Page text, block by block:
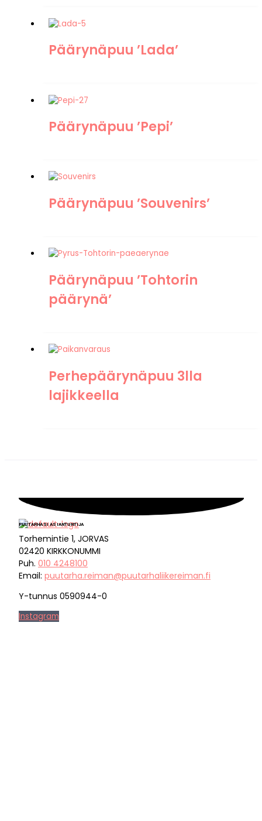
Päärynäpuu ’Lada’
Päärynäpuu ’Pepi’
Päärynäpuu ’Souvenirs’
Päärynäpuu ’Tohtorin
päärynä’
Perhepäärynäpuu 3lla
lajikkeella
PUUTARHASI ASIANTUNTIJA
Torhemintie 1, JORVAS
02420 KIRKKONUMMI
Puh. 010 4248100
Email: puutarha.reiman@puutarhaliikereiman.fi
Y-tunnus 0590944-0
Instagram